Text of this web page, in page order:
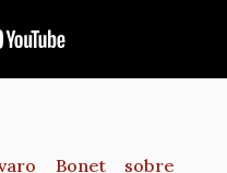
Bonet sobre